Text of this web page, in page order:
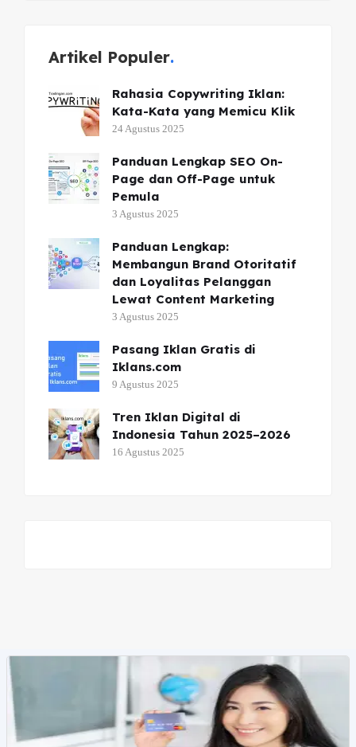
Artikel Populer
Rahasia Copywriting Iklan:
Kata-Kata yang Memicu Klik
24 Agustus 2025
Panduan Lengkap SEO On-
Page dan Off-Page untuk
Pemula
3 Agustus 2025
Panduan Lengkap:
Membangun Brand Otoritatif
dan Loyalitas Pelanggan
Lewat Content Marketing
3 Agustus 2025
Pasang Iklan Gratis di
Iklans.com
9 Agustus 2025
Tren Iklan Digital di
Indonesia Tahun 2025–2026
16 Agustus 2025